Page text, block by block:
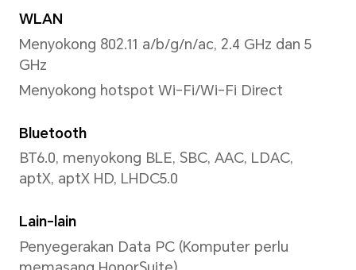
HIGH-RES, Imbas
HDR, Tera Air, Tangkap
Kamera Hadapan